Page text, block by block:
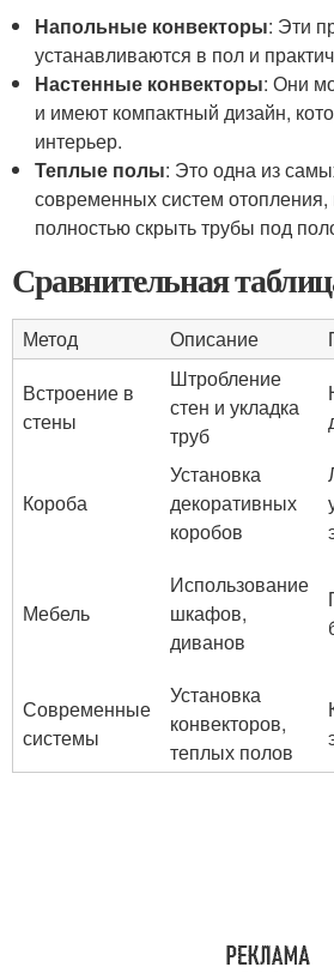
Напольные конвекторы: Эти
устанавливаются в пол и
Настенные конвекторы: Они
и имеют компактный дизайн,
интерьер.
Теплые полы: Это одна из
современных систем отопления,
полностью скрыть трубы под
Сравнительная
Метод Описание
Встроение в
стены
Штробление
стен и укладка
труб
Короба
Установка
декоративных
коробов
Мебель
Использование
шкафов,
диванов
Современные
системы
Установка
конвекторов,
теплых полов